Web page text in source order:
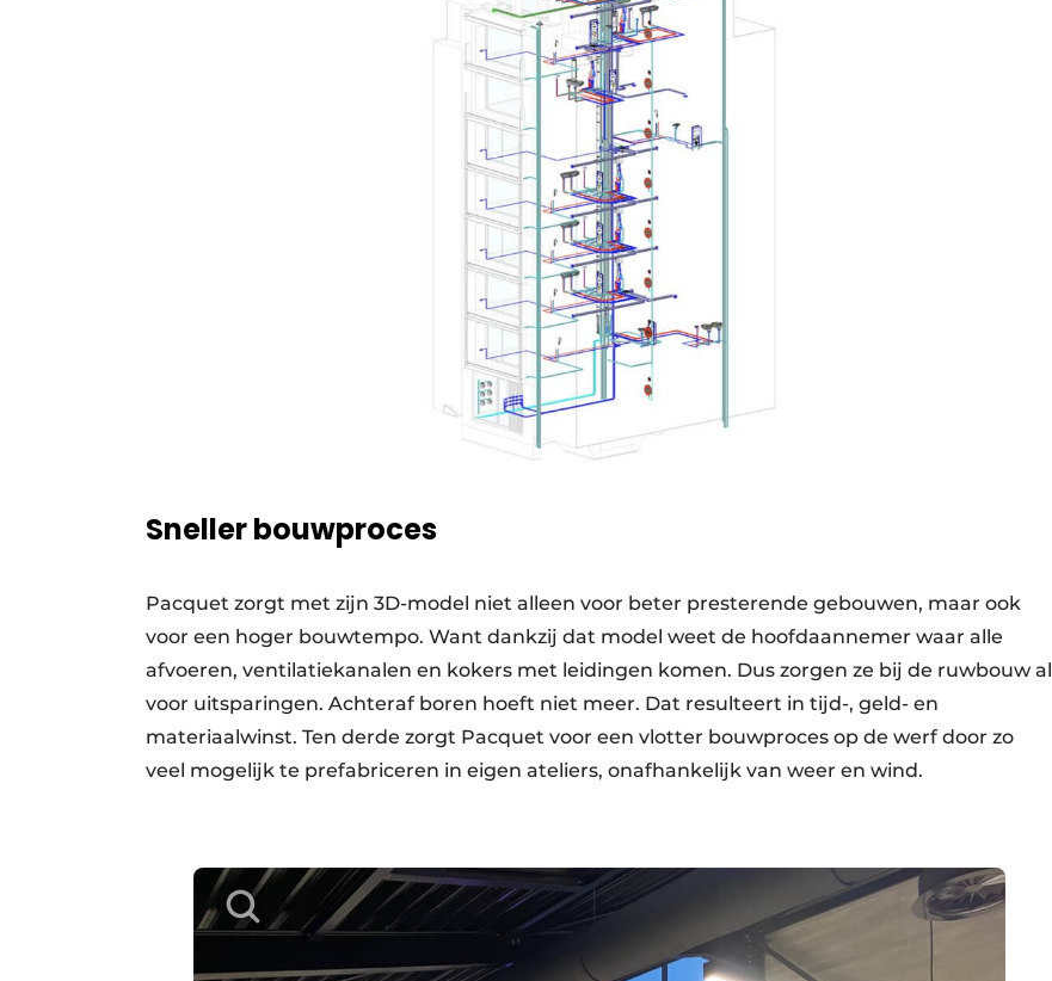
Sneller bouwproces
Pacquet zorgt met zijn 3D-model niet alleen voor beter presterende gebouwen, maar ook
voor een hoger bouwtempo. Want dankzij dat model weet de hoofdaannemer waar alle
afvoeren, ventilatiekanalen en kokers met leidingen komen. Dus zorgen ze bij de ruwbouw al
voor uitsparingen. Achteraf boren hoeft niet meer. Dat resulteert in tijd-, geld- en
materiaalwinst. Ten derde zorgt Pacquet voor een vlotter bouwproces op de werf door zo
veel mogelijk te prefabriceren in eigen ateliers, onafhankelijk van weer en wind.